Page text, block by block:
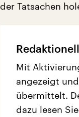
der Tatsachen
Mit
angezeigt
übermittelt.
dazu lesen